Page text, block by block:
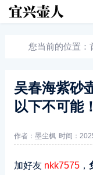
您当前的位置：
吴春海紫砂
以下不可能！
作者：墨尘枫 时间：
加好友 nkk7575，